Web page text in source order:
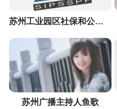
苏州工业园区社保和公积金微信公众号
苏州广播主持人鱼歌